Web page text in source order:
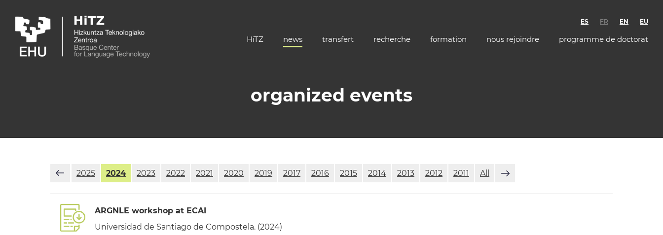
ES FR EN EU
HiTZ news transfert recherche formation nous rejoindre programme de doctorat
organized events
2025 2024 2023 2022 2021 2020 2019 2017 2016 2015 2014 2013 2012 2011 All
ARGNLE workshop at ECAI
Universidad de Santiago de Compostela. (2024)